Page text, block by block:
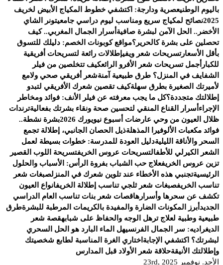
باليوم الوطنيعصرية ودارجة: اكتشفي خطوط المكياج الأبيض لخريف
2025نصائح لمكياج سريع ومناسب ليوم دراسي جامعيتونر الشاي
الأخضر.. الحل الآمن لبشرة صافية أسرار الجمال المغربي.. كيف
تحصلين على بشرة كالحرير؟مواقع كوبونات الخصم: دليلك للتسوق
بأقل الأسعارتسريحات شعر ويفيإطلالات رائعة لتسريحات أفريقية
للكبار أجمل تسريحات شعر الأفرو الرائعكيف تتخلصين من فيلر
الشفايف في المنزل؟ طرق طبيعية آمنةشعر أفريقي صحي ولامع
لأميرتك الصغيرة بطرق سهلةكيف تقصين شعرك الأفريقي لتبدو
إطلالتك متجددة؟كل ما يجب معرفته عن فيلر الأنف: فوائد ومخاطر
الإجراء أسرار القناع المنقي لتحسين صحة ونقاء بشرتك بفعاليةترندات
ظلال العيون من وحي عارضات أسبوع نيويورك 2026
بشرة نشطة..
فوائد مكعبات الألوفيرا المذهلةذيل الحصان الجانبي، إطلالة تجمع
السحر والأناقة الليليةدليل العودة للمدرسة: خطوات بسيطة لعمل
الشعر الكيرلي للأطفالتسريحات عروس الخريفتسريحة اللوب القصير
تزين عروس الخريفعلاج حب الشباب بفروة الرأس: الأسباب والحلول
الرئيسيةتجنبي هذه الأخطاء عند تلوين شعرك في المنزلصبغات شعر
تناسب الخريفصبغات شعر ثلجي تناسب إطلالة الخريفانواع العيون
تكشف عن سحرها وأسرارهاقصات شعر بنات تناسب العام الدراسي
الجديد أبرز المكونات الضارة والمفيدة بالكريمات المرطبة للبشرةطرق
طبيعية وطبية لعلاج ترهل الوجه والحفاظ على شبابهقصة شعر
الديغراديه: سر الجمال الفرنسيهل الماء البارد هو الحل السحري
لبشرتك؟ اكتشفي الإجابة اختاري الغرة المناسبة لطابع شخصيتك
وإطلالتك الأنيقةحلاقة شعر الأولاد قبل المدارس
الأحد. نوفمبر 23rd, 2025